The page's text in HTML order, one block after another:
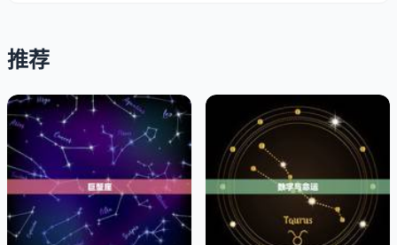
一、摩羯男的试探手段
1、观察对方的行为和言语
摩羯男通常会通过观察对方的行为和言语来了解对方的真实
推荐